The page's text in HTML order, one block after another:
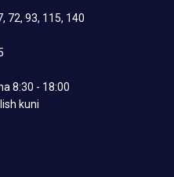
72, 93, 115, 140
8:30 - 18:00
kuni